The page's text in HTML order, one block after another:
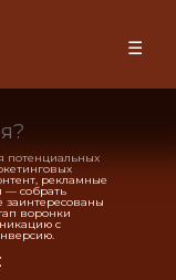
☰
потенциальных
рекламные
— собрать
заинтересованы
воронки
с